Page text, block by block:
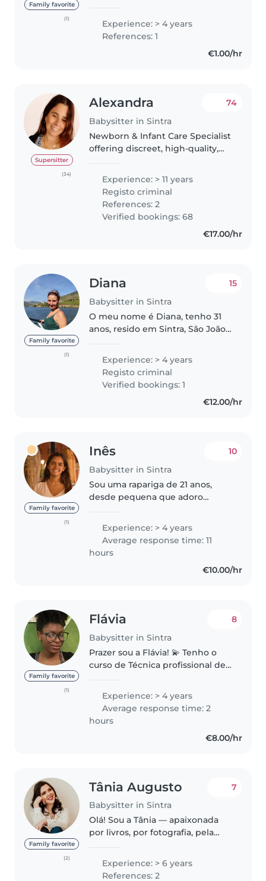
Family favorite
(1)
dedicada. Trabalho na aplicação á
2 anos a cuidar de crianças de
Experience: > 4 years
References: 1
€1.00/hr
Supersitter
(34)
Alexandra
Babysitter in Sintra
74
Newborn & Infant Care Specialist
offering discreet, high-quality,
mother of four (including twins),
I bring extensive experience
with both newborns..
Experience: > 11 years
Registo criminal
References: 2
Verified bookings: 68
€17.00/hr
Family favorite
(1)
Diana
Babysitter in Sintra
15
O meu nome é Diana, tenho 31
anos, resido em Sintra, São João
acção educativa, com estágio
integrado, e um estágio
profissional de nove meses, no
qual..
Experience: > 4 years
Registo criminal
Verified bookings: 1
€12.00/hr
Family favorite
(1)
Inês
Babysitter in Sintra
10
Sou uma rapariga de 21 anos,
desde pequena que adoro
conta regularmente do meu
sobrinho e também já cuidei
várias vezes conta de crianças,
filhas de..
Experience: > 4 years
Average response time: 11
hours
€10.00/hr
Family favorite
(1)
Flávia
Babysitter in Sintra
8
Prazer sou a Flávia! 💫 Tenho o
curso de Técnica profissional de
auxiliar educativa em berçário,
creche e JI. Faixa etária:..
Experience: > 4 years
Average response time: 2
hours
€8.00/hr
Family favorite
(2)
Tânia Augusto
Babysitter in Sintra
7
Olá! Sou a Tânia — apaixonada
por livros, por fotografia, pela
de tudo, pelo maravilhoso
mundo do desenvolvimento
Experience: > 6 years
References: 2